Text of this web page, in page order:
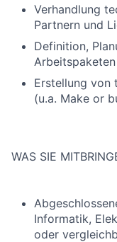
Verhandlung
Partnern und
Definition,
Arbeitspaketen
Erstellung von
(u.a. Make or
WAS SIE
Informatik,
oder